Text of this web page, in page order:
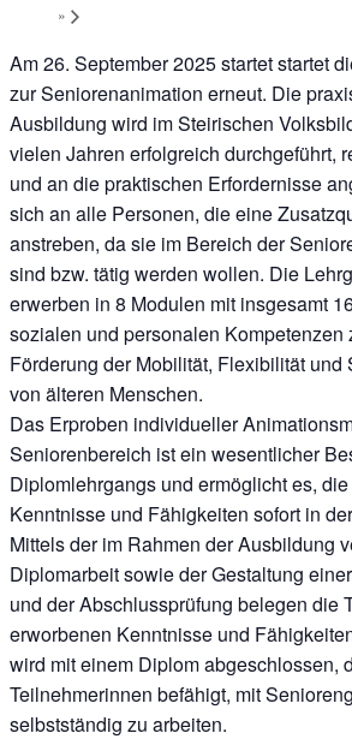
»
Am 26. September 2025 startet startet
zur Seniorenanimation erneut. Die
Ausbildung wird im Steirischen
vielen Jahren erfolgreich durchgeführt,
und an die praktischen Erfordernisse
sich an alle Personen, die eine
anstreben, da sie im Bereich der
sind bzw. tätig werden wollen. Die
erwerben in 8 Modulen mit insgesamt
sozialen und personalen Kompetenzen
Förderung der Mobilität, Flexibilität und
von älteren Menschen.
Das Erproben individueller
Seniorenbereich ist ein wesentlicher
Diplomlehrgangs und ermöglicht es,
Kenntnisse und Fähigkeiten sofort in
Mittels der im Rahmen der Ausbildung
Diplomarbeit sowie der Gestaltung
und der Abschlussprüfung belegen die
erworbenen Kenntnisse und
wird mit einem Diplom abgeschlossen,
Teilnehmerinnen befähigt, mit
selbstständig zu arbeiten.